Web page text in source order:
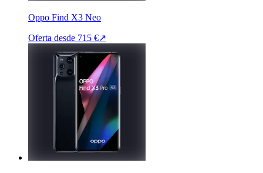
Oppo Find X3 Neo
Oferta desde 715 €↗